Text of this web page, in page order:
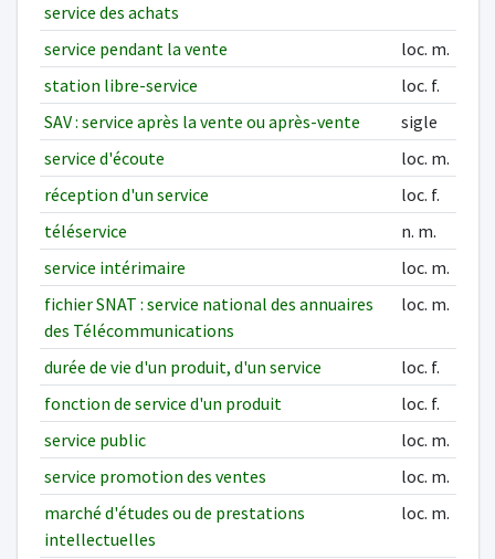
service des achats
service pendant la vente
loc. m.
station libre-service
loc. f.
SAV : service après la vente ou après-vente
sigle
service d'écoute
loc. m.
réception d'un service
loc. f.
téléservice
n. m.
service intérimaire
loc. m.
fichier SNAT : service national des annuaires
des Télécommunications
loc. m.
durée de vie d'un produit, d'un service
loc. f.
fonction de service d'un produit
loc. f.
service public
loc. m.
service promotion des ventes
loc. m.
marché d'études ou de prestations
intellectuelles
loc. m.